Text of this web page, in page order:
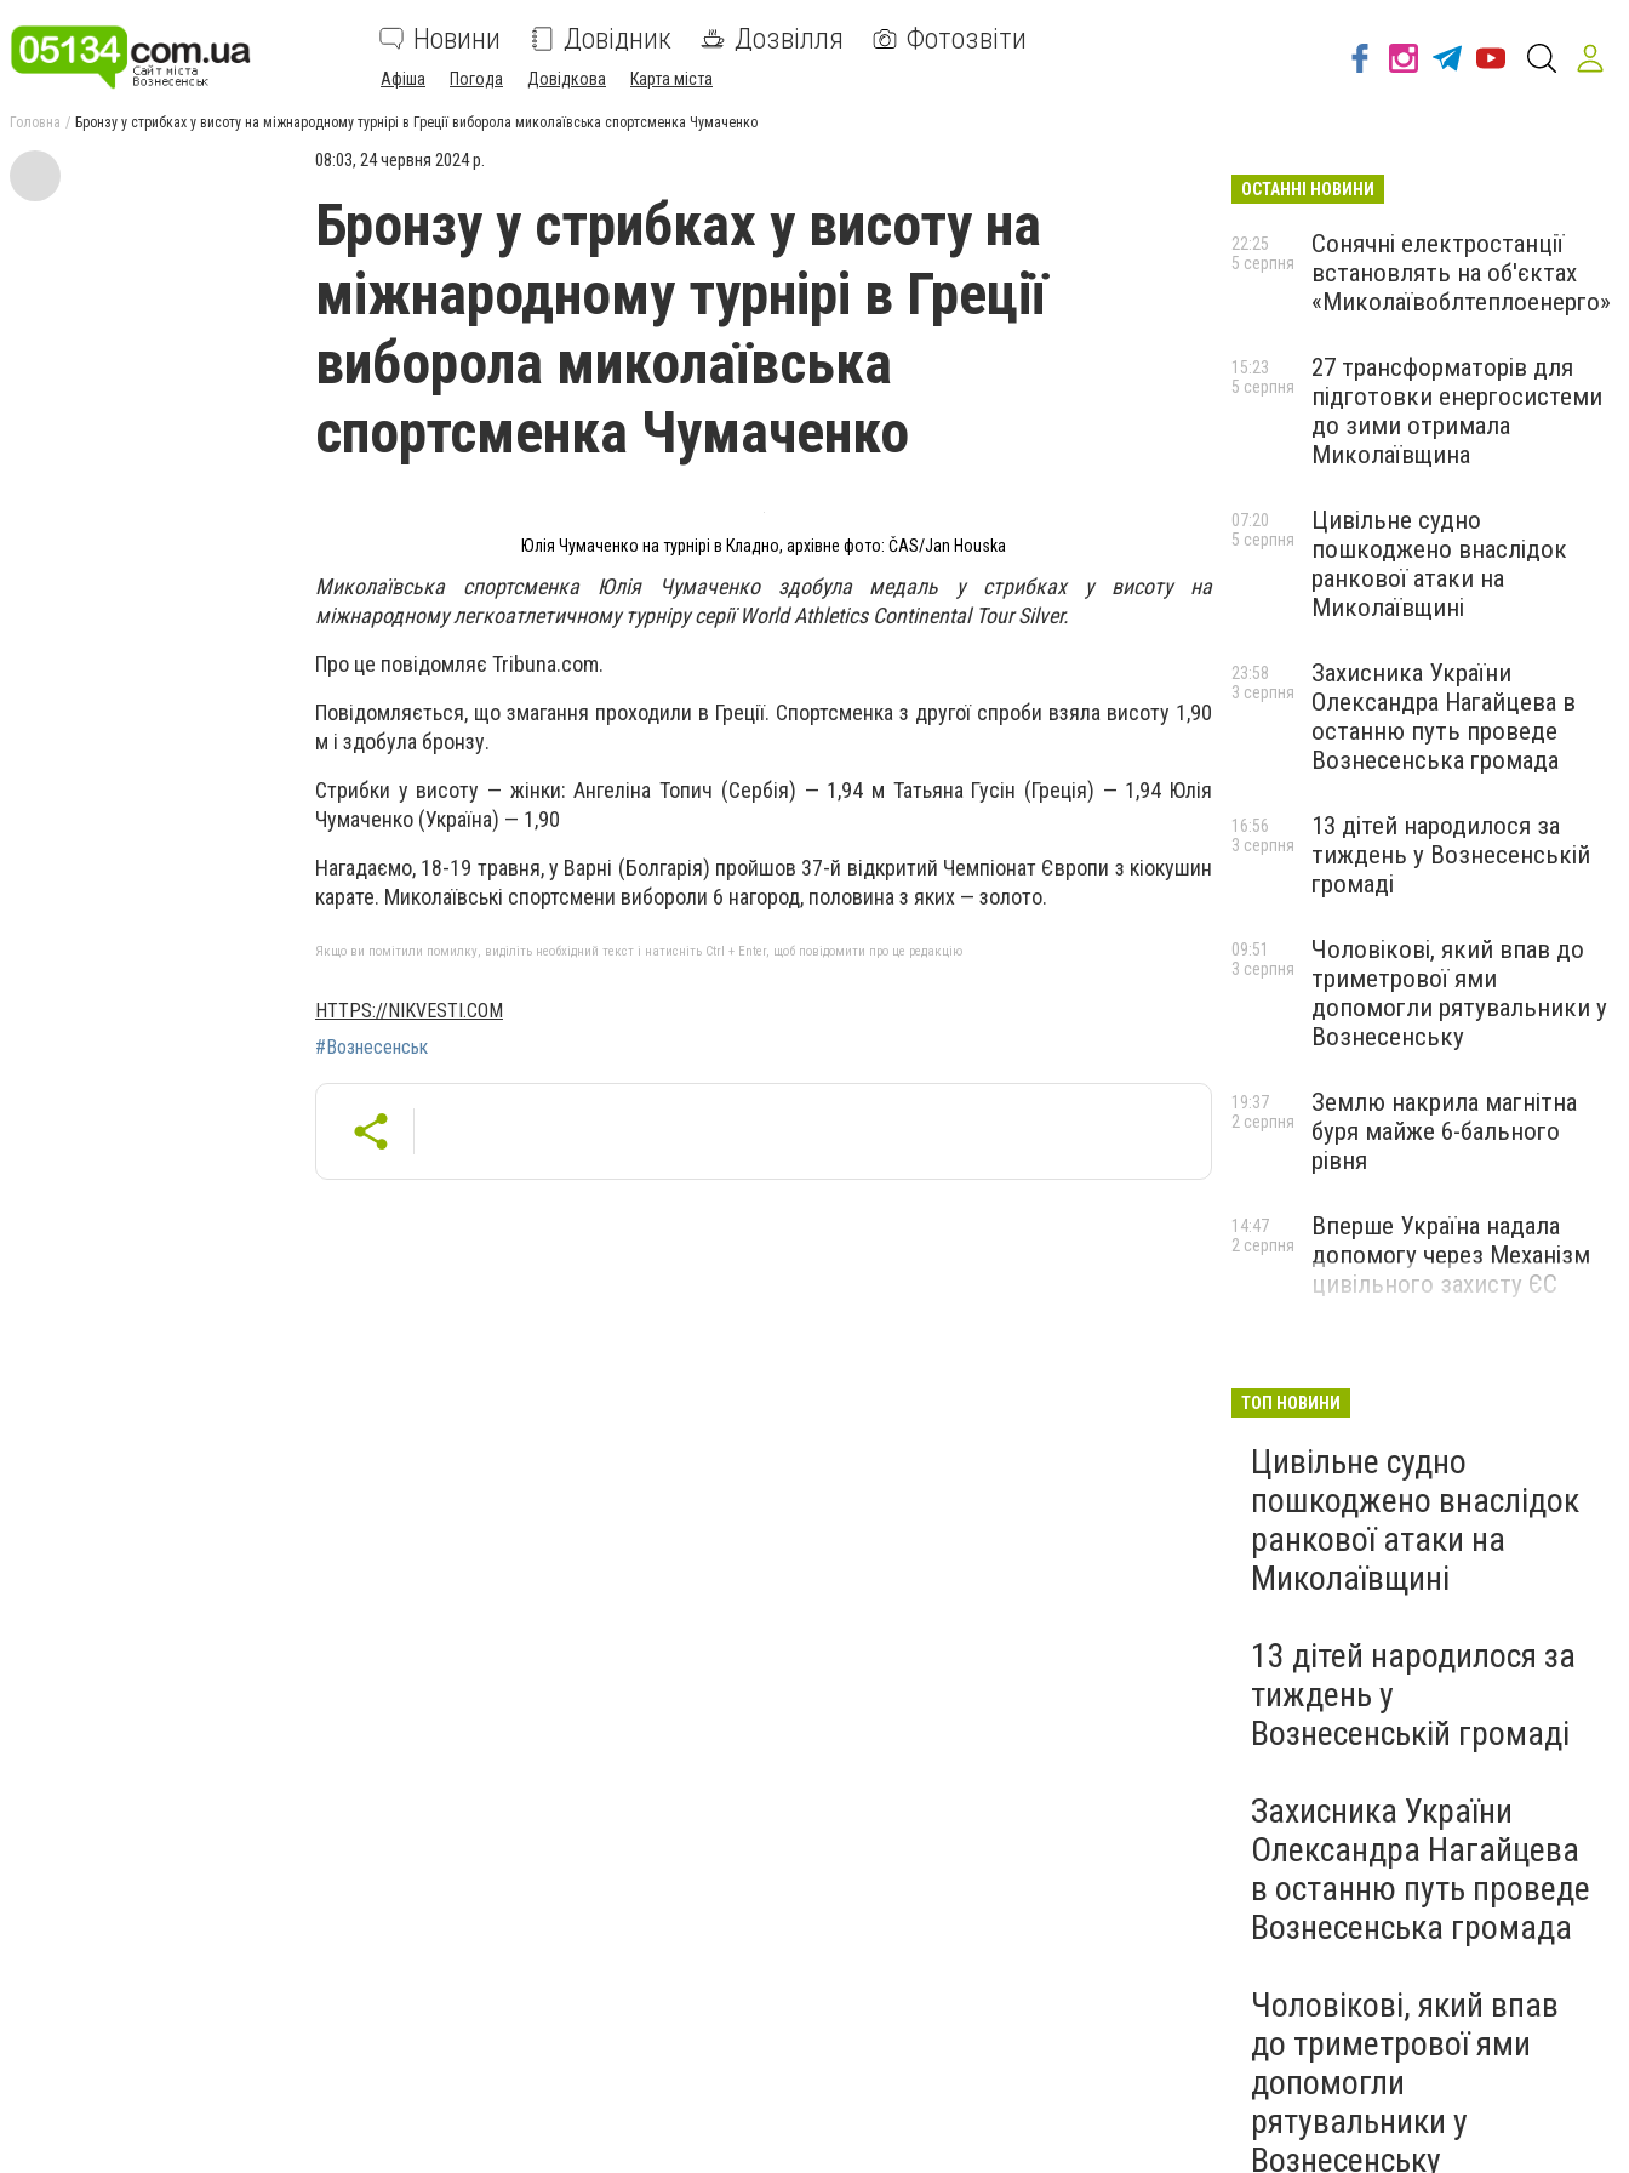
Новини Довідник Дозвілля Фотозвіти
Афіша Погода Довідкова Карта міста
Головна Бронзу у стрибках у висоту на міжнародному турнірі в Греції виборола миколаївська спортсменка Чумаченко
08:03, 24 червня 2024 р.
Бронзу у стрибках у висоту на
міжнародному турнірі в Греції
виборола миколаївська
спортсменка Чумаченко
Юлія Чумаченко на турнірі в Кладно, архівне фото: ČAS/Jan Houska
Миколаївська спортсменка Юлія Чумаченко здобула медаль у стрибках у висоту на
міжнародному легкоатлетичному турніру серії World Athletics Continental Tour Silver.
Про це повідомляє Tribuna.com.
Повідомляється, що змагання проходили в Греції. Спортсменка з другої спроби взяла висоту 1,90
м і здобула бронзу.
Стрибки у висоту — жінки: Ангеліна Топич (Сербія) — 1,94 м Татьяна Гусін (Греція) — 1,94 Юлія
Чумаченко (Україна) — 1,90
Нагадаємо, 18-19 травня, у Варні (Болгарія) пройшов 37-й відкритий Чемпіонат Європи з кіокушин
карате. Миколаївські спортсмени вибороли 6 нагород, половина з яких — золото.
Якщо ви помітили помилку, виділіть необхідний текст і натисніть Ctrl + Enter, щоб повідомити про це редакцію
HTTPS://NIKVESTI.COM
#Вознесенськ
ОСТАННІ НОВИНИ
Сонячні електростанції
встановлять на об'єктах
«Миколаївоблтеплоенерго»
22:25
5 серпня
27 трансформаторів для
підготовки енергосистеми
до зими отримала
Миколаївщина
15:23
5 серпня
Цивільне судно
пошкоджено внаслідок
ранкової атаки на
Миколаївщині
07:20
5 серпня
Захисника України
Олександра Нагайцева в
останню путь проведе
Вознесенська громада
23:58
3 серпня
13 дітей народилося за
тиждень у Вознесенській
громаді
16:56
3 серпня
Чоловікові, який впав до
триметрової ями
допомогли рятувальники у
Вознесенську
09:51
3 серпня
Землю накрила магнітна
буря майже 6-бального
рівня
19:37
2 серпня
Вперше Україна надала
допомогу через Механізм
цивільного захисту ЄС
14:47
2 серпня
ТОП НОВИНИ
Цивільне судно
пошкоджено внаслідок
ранкової атаки на
Миколаївщині
13 дітей народилося за
тиждень у
Вознесенській громаді
Захисника України
Олександра Нагайцева
в останню путь проведе
Вознесенська громада
Чоловікові, який впав
до триметрової ями
допомогли
рятувальники у
Вознесенську